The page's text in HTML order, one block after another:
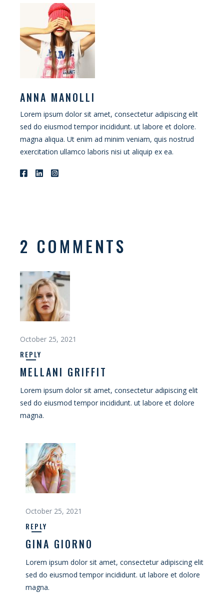
ANNA MANOLLI
Lorem ipsum dolor sit amet, consectetur adipiscing elit
sed do eiusmod tempor incididunt. ut labore et dolore.
magna aliqua. Ut enim ad minim veniam, quis nostrud
exercitation ullamco laboris nisi ut aliquip ex ea.
2 COMMENTS
October 25, 2021
REPLY
MELLANI GRIFFIT
Lorem ipsum dolor sit amet, consectetur adipiscing elit
sed do eiusmod tempor incididunt. ut labore et dolore
magna.
October 25, 2021
REPLY
GINA GIORNO
Lorem ipsum dolor sit amet, consectetur adipiscing elit
sed do eiusmod tempor incididunt. ut labore et dolore
magna.